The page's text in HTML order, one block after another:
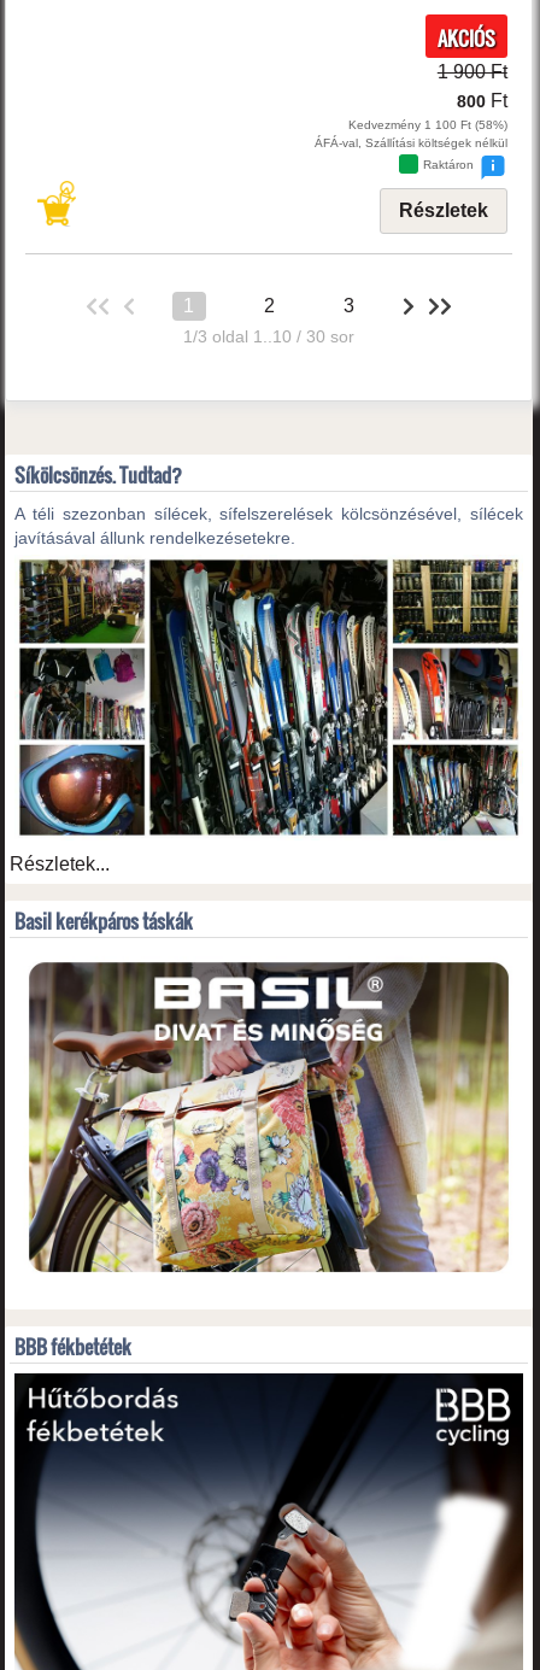
AKCIÓS
1 900 Ft
800 Ft
Kedvezmény 1 100 Ft (58%)
ÁFÁ-val, Szállítási költségek nélkül
Raktáron
Részletek
1 2 3
1/3 oldal 1..10 / 30 sor
Síkölcsönzés. Tudtad?
A téli szezonban sílécek, sífelszerelések kölcsönzésével, sílécek
javításával állunk rendelkezésetekre.
Részletek...
Basil kerékpáros táskák
BBB fékbetétek